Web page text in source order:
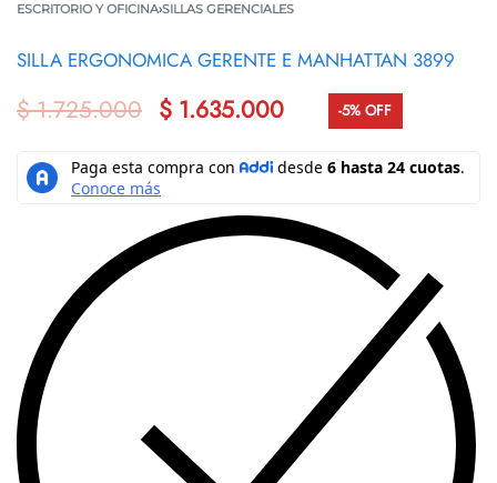
ESCRITORIO Y OFICINA›SILLAS GERENCIALES
SILLA ERGONOMICA GERENTE E MANHATTAN 3899
$1.725.000 $ 1.635.000 -5% OFF